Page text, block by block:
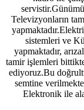
Televizyonların
sistemleri ve
yapmaktadır,
tamir işlemleri
ediyoruz.Bu
semtine
Elektronik ile